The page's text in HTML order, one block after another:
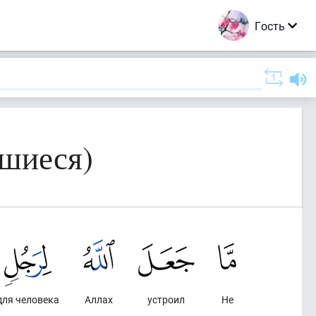
Гость
Не
устроил
Аллах
человека